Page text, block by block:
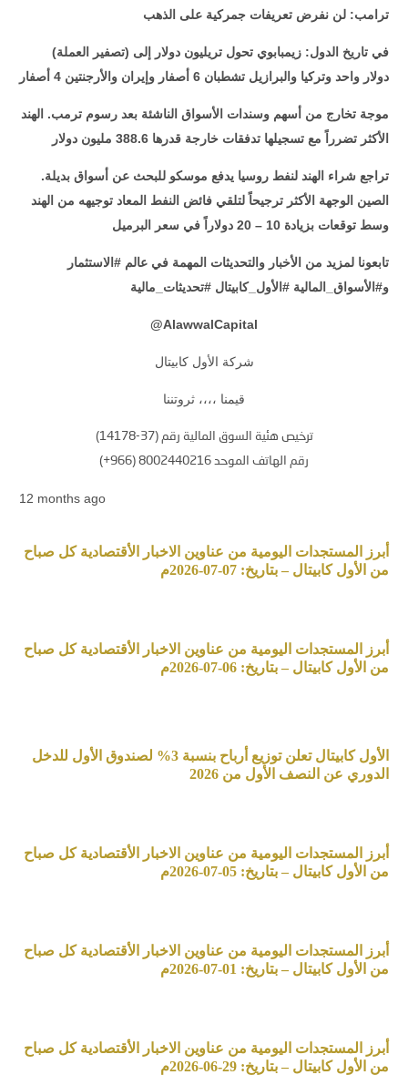
ترامب: لن نفرض تعريفات جمركية على الذهب
(تصفير العملة) في تاريخ الدول: زيمبابوي تحول تريليون دولار إلى
دولار واحد وتركيا والبرازيل تشطبان 6 أصفار وإيران والأرجنتين 4 أصفار
موجة تخارج من أسهم وسندات الأسواق الناشئة بعد رسوم ترمب. الهند
الأكثر تضرراً مع تسجيلها تدفقات خارجة قدرها 388.6 مليون دولار
تراجع شراء الهند لنفط روسيا يدفع موسكو للبحث عن أسواق بديلة.
الصين الوجهة الأكثر ترجيحاً لتلقي فائض النفط المعاد توجيهه من الهند
وسط توقعات بزيادة 10 – 20 دولاراً في سعر البرميل
تابعونا لمزيد من الأخبار والتحديثات المهمة في عالم #الاستثمار
و#الأسواق_المالية #الأول_كابيتال #تحديثات_مالية
AlawwalCapital
@
شركة الأول كابيتال
قيمنا ،،،، ثروتننا
ترخيص هئية السوق المالية رقم (37-14178)
رقم الهاتف الموحد 8002440216 (966+)
12 months ago
أبرز المستجدات اليومية من عناوين الاخبار الأقتصادية كل صباح
من الأول كابيتال – بتاريخ: 07-07-2026م
أبرز المستجدات اليومية من عناوين الاخبار الأقتصادية كل صباح
من الأول كابيتال – بتاريخ: 06-07-2026م
الأول كابيتال تعلن توزيع أرباح بنسبة 3% لصندوق الأول للدخل
الدوري عن النصف الأول من 2026
أبرز المستجدات اليومية من عناوين الاخبار الأقتصادية كل صباح
من الأول كابيتال – بتاريخ: 05-07-2026م
أبرز المستجدات اليومية من عناوين الاخبار الأقتصادية كل صباح
من الأول كابيتال – بتاريخ: 01-07-2026م
أبرز المستجدات اليومية من عناوين الاخبار الأقتصادية كل صباح
من الأول كابيتال – بتاريخ: 29-06-2026م